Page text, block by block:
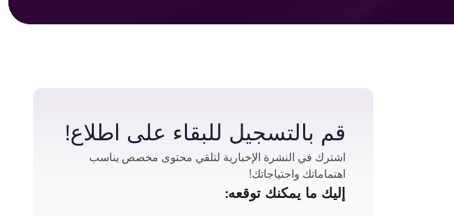
قم بالتسجيل للبقاء على اطلاع!
اشترك في النشرة الإخبارية لتلقي محتوى مخصص يناسب
اهتماماتك واحتياجاتك!
إليك ما يمكنك توقعه: